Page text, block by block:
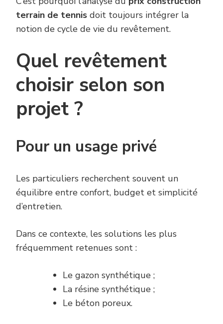
terrain de tennis doit toujours intégrer la
notion de cycle de vie du revêtement.
Quel revêtement
choisir selon son
projet ?
Pour un usage privé
Les particuliers recherchent souvent un
équilibre entre confort, budget et simplicité
d’entretien.
Dans ce contexte, les solutions les plus
fréquemment retenues sont :
Le gazon synthétique ;
La résine synthétique ;
Le béton poreux.